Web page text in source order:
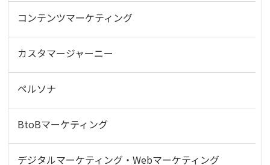
コンテンツマーケティング
カスタマージャーニー
ペルソナ
BtoBマーケティング
デジタルマーケティング・Webマーケティング